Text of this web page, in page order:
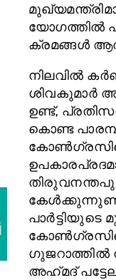
യോഗത്തിൽ
ക്രമങ്ങൾ
നിലവിൽ
ശിവകുമാർ
ഉണ്ട്,
കൊണ്ട
പാർട്ടിയുടെ
ഗുജറാത്തിൽ
അഹ്‌മദ്‌